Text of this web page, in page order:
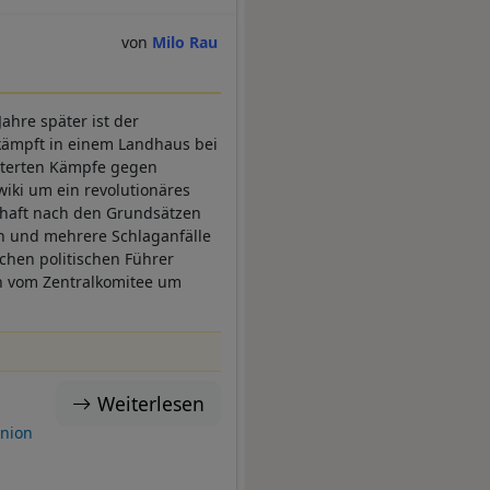
Milo Rau
später ist der
in einem Landhaus bei
Kämpfe gegen
um ein revolutionäres
nach den Grundsätzen
und mehrere Schlaganfälle
politischen Führer
Zentralkomitee um
Weiterlesen